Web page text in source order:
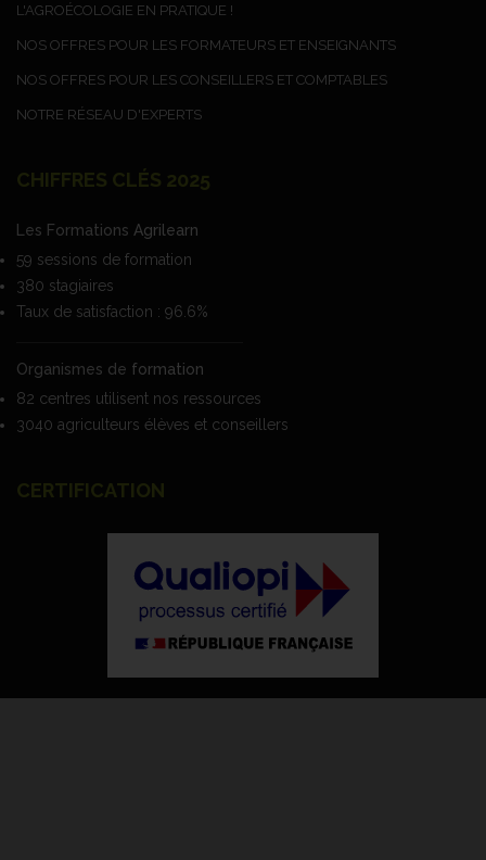
L'AGROÉCOLOGIE EN PRATIQUE !
NOS OFFRES POUR LES FORMATEURS ET ENSEIGNANTS
NOS OFFRES POUR LES CONSEILLERS ET COMPTABLES
NOTRE RÉSEAU D'EXPERTS
CHIFFRES CLÉS 2025
Les Formations Agrilearn
59 sessions de formation
380 stagiaires
Taux de satisfaction : 96.6%
Organismes de formation
82 centres utilisent nos ressources
3040 agriculteurs élèves et conseillers
CERTIFICATION